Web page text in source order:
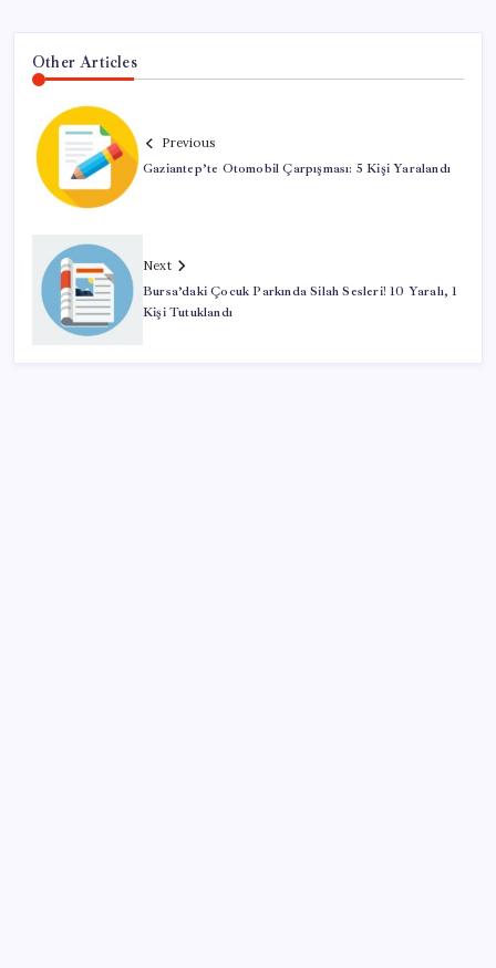
Other Articles
Previous
Gaziantep’te Otomobil Çarpışması: 5 Kişi Yaralandı
Next
Bursa’daki Çocuk Parkında Silah Sesleri! 10 Yaralı, 1
Kişi Tutuklandı